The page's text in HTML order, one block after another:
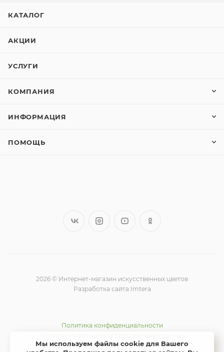
КАТАЛОГ
АКЦИИ
УСЛУГИ
КОМПАНИЯ
ИНФОРМАЦИЯ
ПОМОЩЬ
2026 © Интернет-магазин искусственных цветов
Разработка сайта Imtera
Политика конфиденциальности
Использование Яндекс метрики и cookie
Мы используем файлы cookie для Вашего